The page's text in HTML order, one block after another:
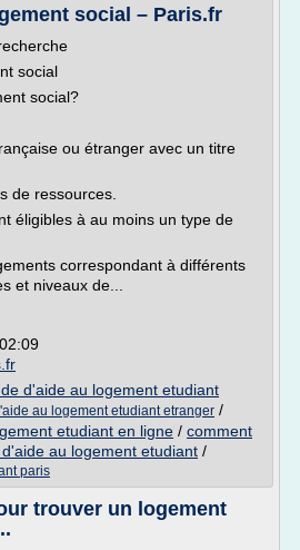
social – Paris.fr
social
social?
ou étranger avec un titre
de ressources.
éligibles à au moins un type de
correspondant à différents
et niveaux de...
d'aide au logement etudiant
au logement etudiant etranger /
etudiant en ligne / comment
au logement etudiant /
paris
trouver un logement